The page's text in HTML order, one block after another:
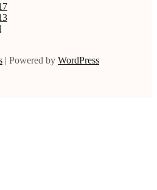
| Powered by WordPress